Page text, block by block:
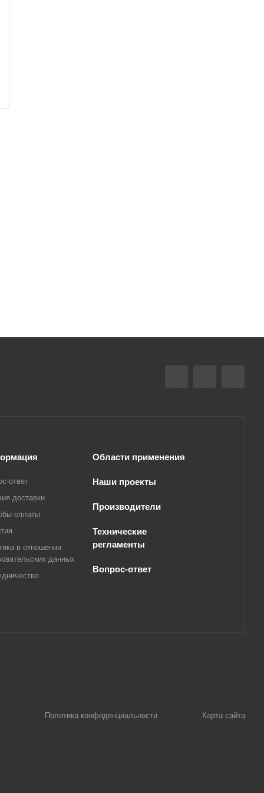
ответ
доставки
оплаты
в отношении
данных
Области применения
Наши проекты
Производители
Технические
регламенты
Вопрос-ответ
Политика конфиденциальности Карта сайта